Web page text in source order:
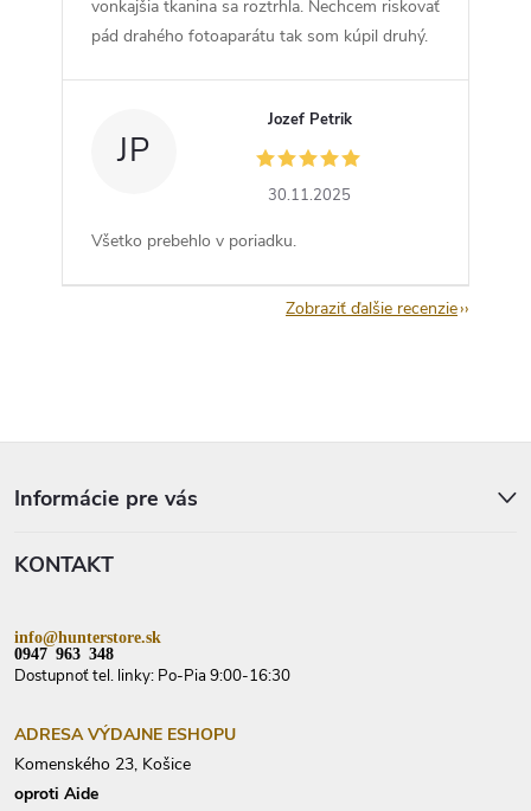
vonkajšia tkanina sa roztrhla. Nechcem riskovať
pád drahého fotoaparátu tak som kúpil druhý.
JP
Jozef Petrik
30.11.2025
Všetko prebehlo v poriadku.
Zobraziť ďalšie recenzie
Informácie pre vás
KONTAKT
info@hunterstore.sk
0947 963 348
Dostupnoť tel. linky: Po-Pia 9:00-16:30
ADRESA VÝDAJNE ESHOPU
Komenského 23, Košice
oproti Aide